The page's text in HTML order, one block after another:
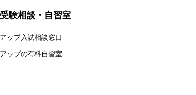
受験相談・自習室
アップ入試相談窓口
アップの有料自習室